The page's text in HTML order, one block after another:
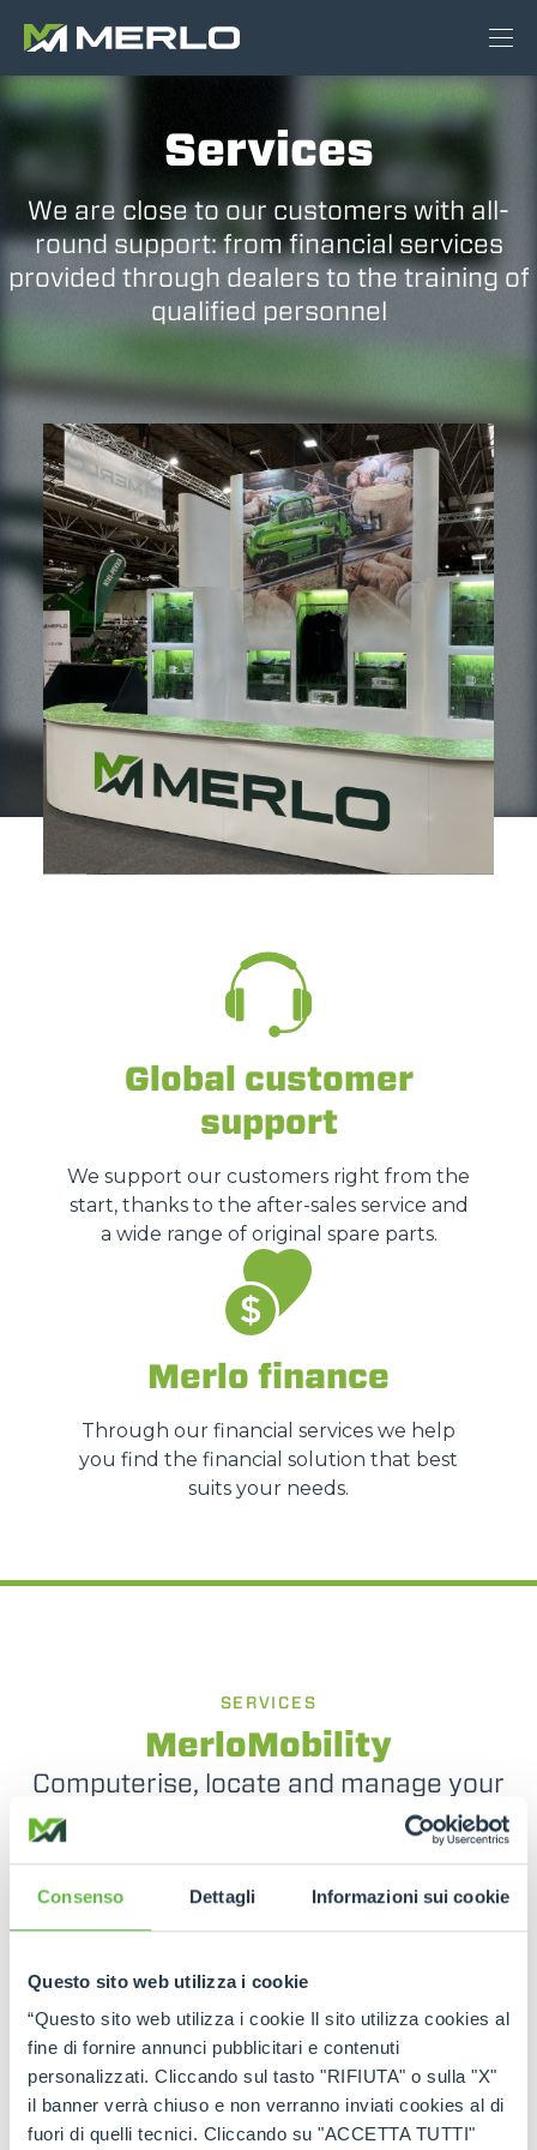
Consenso Dettagli Informazioni sui cookie
Questo sito web utilizza i cookie
“Questo sito web utilizza i cookie Il sito utilizza cookies al
fine di fornire annunci pubblicitari e contenuti
personalizzati. Cliccando sul tasto "RIFIUTA" o sulla "X"
il banner verrà chiuso e non verranno inviati cookies al di
fuori di quelli tecnici. Cliccando su "ACCETTA TUTTI"
Services
We are close to our customers with all-
round support: from financial services
provided through dealers to the training of
qualified personnel
Global customer
support
We support our customers right from the
start, thanks to the after-sales service and
a wide range of original spare parts.
Merlo finance
Through our financial services we help
you find the financial solution that best
suits your needs.
SERVICES
MerloMobility
Computerise, locate and manage your
your telehandlers even smarter and more
integrated manner, optimising the operational
monitoring of the machines in the various sectors
of activity.
SEE MORE